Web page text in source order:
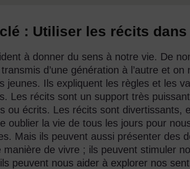
: Utiliser les récits
à donner du sens à notre vie. De
d’une génération à l’autre et on
jeunes. Ils expliquent les règles et les
Les récits sont un support très
ou écrits. Les récits sont divertissants,
oublier la vie de tous les jours pour
Mais ils peuvent aussi présenter des
manière de vivre ; ils peuvent stimuler
peuvent nous aider à explorer nos